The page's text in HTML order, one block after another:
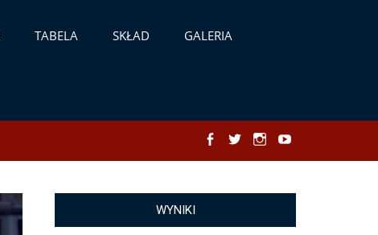
TABELA SKŁAD GALERIA
WYNIKI